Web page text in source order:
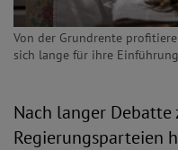
Von der Grundrente
sich lange für ihre
Nach langer Debatte
Regierungsparteien